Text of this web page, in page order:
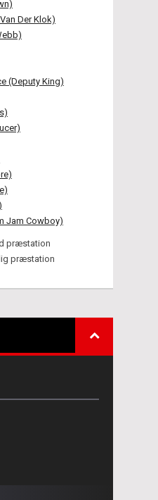
Der Klok)
(Deputy King)
Jam Cowboy)
præstation
præstation